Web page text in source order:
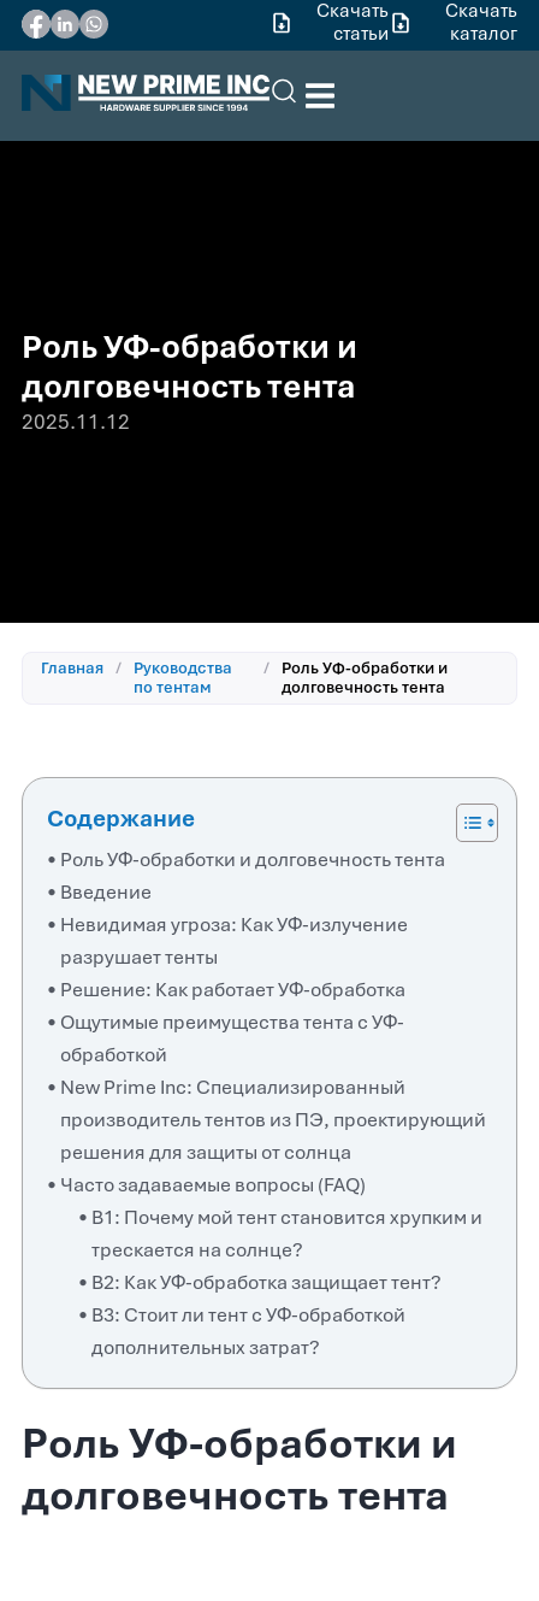
Скачать
статьи
Скачать
каталог
Роль УФ-обработки и
долговечность тента
2025.11.12
Главная /
Руководства
по тентам
/
Роль УФ-обработки и
долговечность тента
Роль УФ-обработки и
долговечность тента
Содержание
Роль УФ-обработки и долговечность тента
Введение
Невидимая угроза: Как УФ-излучение
разрушает тенты
Решение: Как работает УФ-обработка
Ощутимые преимущества тента с УФ-
обработкой
New Prime Inc: Специализированный
производитель тентов из ПЭ, проектирующий
решения для защиты от солнца
Часто задаваемые вопросы (FAQ)
В1: Почему мой тент становится хрупким и
трескается на солнце?
В2: Как УФ-обработка защищает тент?
В3: Стоит ли тент с УФ-обработкой
дополнительных затрат?